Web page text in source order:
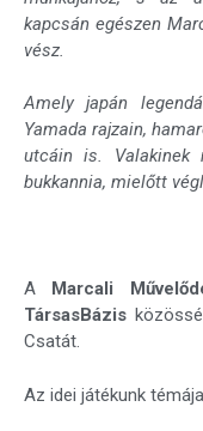
kapcsán egészen
vész.
Amely japán
Yamada rajzain,
utcáin is. Valakinek
bukkannia, mielőtt
A Marcali
TársasBázis
Csatát.
Az idei játékunk